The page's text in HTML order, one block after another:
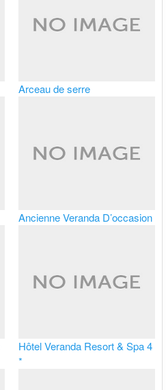
Arceau de serre
Ancienne Veranda D’occasion
Hôtel Veranda Resort & Spa 4
*